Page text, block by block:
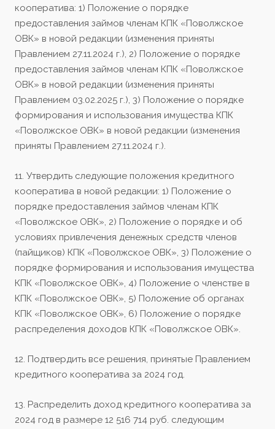
кооператива: 1) Положение о порядке
предоставления займов членам КПК «Поволжское
ОВК» в новой редакции (изменения приняты
Правлением 27.11.2024 г.), 2) Положение о порядке
предоставления займов членам КПК «Поволжское
ОВК» в новой редакции (изменения приняты
Правлением 03.02.2025 г.), 3) Положение о порядке
формирования и использования имущества КПК
«Поволжское ОВК» в новой редакции (изменения
приняты Правлением 27.11.2024 г.).
11. Утвердить следующие положения кредитного
кооператива в новой редакции: 1) Положение о
порядке предоставления займов членам КПК
«Поволжское ОВК», 2) Положение о порядке и об
условиях привлечения денежных средств членов
(пайщиков) КПК «Поволжское ОВК», 3) Положение о
порядке формирования и использования имущества
КПК «Поволжское ОВК», 4) Положение о членстве в
КПК «Поволжское ОВК», 5) Положение об органах
КПК «Поволжское ОВК», 6) Положение о порядке
распределения доходов КПК «Поволжское ОВК».
12. Подтвердить все решения, принятые Правлением
кредитного кооператива за 2024 год.
13. Распределить доход кредитного кооператива за
2024 год в размере 12 516 714 руб. следующим